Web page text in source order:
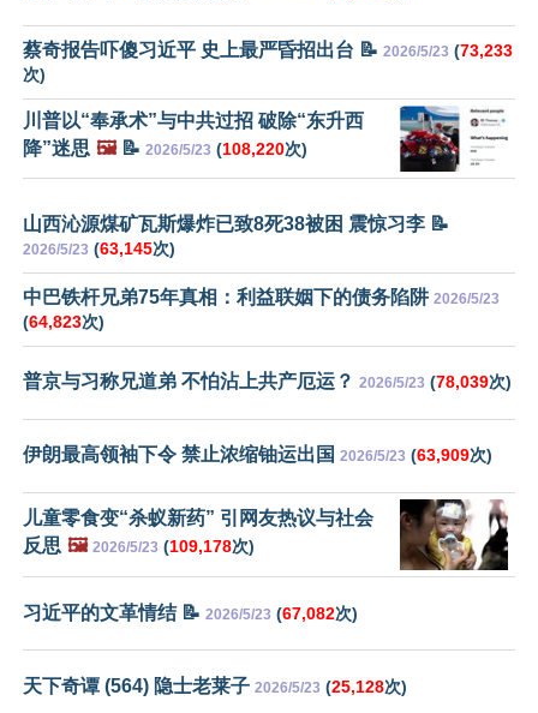
蔡奇报告吓傻习近平 史上最严昏招出台 📝 2026/5/23 (73,233
次)
川普以“奉承术”与中共过招 破除“东升西
降”迷思 🖼️📝 2026/5/23 (108,220次)
山西沁源煤矿瓦斯爆炸已致8死38被困 震惊习李 📝
2026/5/23 (63,145次)
中巴铁杆兄弟75年真相：利益联姻下的债务陷阱 2026/5/23
(64,823次)
普京与习称兄道弟 不怕沾上共产厄运？ 2026/5/23 (78,039次)
伊朗最高领袖下令 禁止浓缩铀运出国 2026/5/23 (63,909次)
儿童零食变“杀蚁新药” 引网友热议与社会
反思 🖼️ 2026/5/23 (109,178次)
习近平的文革情结 📝 2026/5/23 (67,082次)
天下奇谭 (564) 隐士老莱子 2026/5/23 (25,128次)